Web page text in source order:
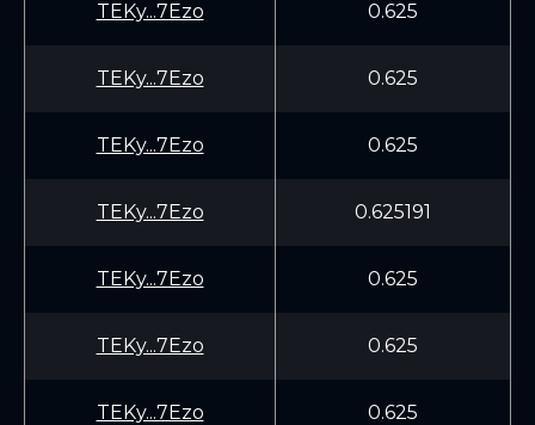
TEKy...7Ezo 0.625
TEKy...7Ezo 0.625
TEKy...7Ezo 0.625
TEKy...7Ezo 0.625191
TEKy...7Ezo 0.625
TEKy...7Ezo 0.625
TEKy...7Ezo 0.625